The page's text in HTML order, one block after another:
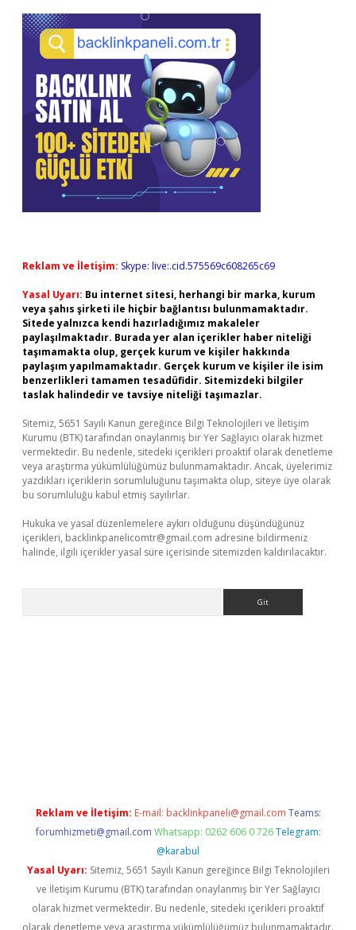
Reklam ve İletişim: Skype: live:.cid.575569c608265c69
Yasal Uyarı: Bu internet sitesi, herhangi bir marka, kurum
veya şahıs şirketi ile hiçbir bağlantısı bulunmamaktadır.
Sitede yalnızca kendi hazırladığımız makaleler
paylaşılmaktadır. Burada yer alan içerikler haber niteliği
taşımamakta olup, gerçek kurum ve kişiler hakkında
paylaşım yapılmamaktadır. Gerçek kurum ve kişiler ile isim
benzerlikleri tamamen tesadüfidir. Sitemizdeki bilgiler
taslak halindedir ve tavsiye niteliği taşımazlar.
Sitemiz, 5651 Sayılı Kanun gereğince Bilgi Teknolojileri ve İletişim
Kurumu (BTK) tarafından onaylanmış bir Yer Sağlayıcı olarak hizmet
vermektedir. Bu nedenle, sitedeki içerikleri proaktif olarak denetleme
veya araştırma yükümlülüğümüz bulunmamaktadır. Ancak, üyelerimiz
yazdıkları içeriklerin sorumluluğunu taşımakta olup, siteye üye olarak
bu sorumluluğu kabul etmiş sayılırlar.
Hukuka ve yasal düzenlemelere aykırı olduğunu düşündüğünüz
içerikleri, backlinkpanelicomtr@gmail.com adresine bildirmeniz
halinde, ilgili içerikler yasal süre içerisinde sitemizden kaldırılacaktır.
Reklam ve İletişim: E-mail: backlinkpaneli@gmail.com Teams:
forumhizmeti@gmail.com Whatsapp: 0262 606 0 726 Telegram:
@karabul
Yasal Uyarı: Sitemiz, 5651 Sayılı Kanun gereğince Bilgi Teknolojileri
ve İletişim Kurumu (BTK) tarafından onaylanmış bir Yer Sağlayıcı
olarak hizmet vermektedir. Bu nedenle, sitedeki içerikleri proaktif
olarak denetleme veya araştırma yükümlülüğümüz bulunmamaktadır.